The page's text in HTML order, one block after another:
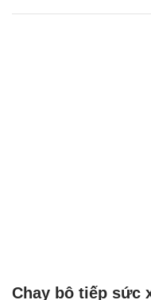
Chạy bộ tiếp sức